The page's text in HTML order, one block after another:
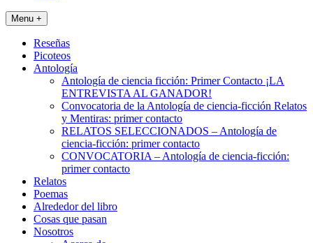
Menu +
Reseñas
Picoteos
Antología
Antología de ciencia ficción: Primer Contacto ¡LA
ENTREVISTA AL GANADOR!
Convocatoria de la Antología de ciencia-ficción Relatos
y Mentiras: primer contacto
RELATOS SELECCIONADOS – Antología de
ciencia-ficción: primer contacto
CONVOCATORIA – Antología de ciencia-ficción:
primer contacto
Relatos
Poemas
Alrededor del libro
Cosas que pasan
Nosotros